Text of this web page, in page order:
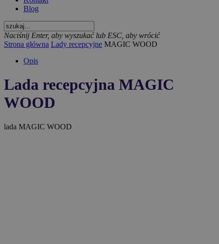
Blog
Naciśnij Enter, aby wyszukać lub ESC, aby wrócić
Strona główna Lady recepcyjne MAGIC WOOD
Opis
Lada recepcyjna MAGIC
WOOD
lada MAGIC WOOD